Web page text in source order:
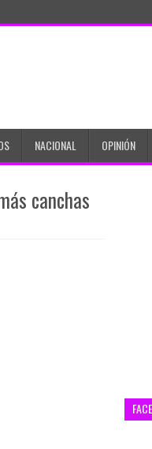
NACIONAL OPINIÓN
canchas